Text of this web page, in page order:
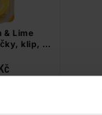
& Lime
klip, 60